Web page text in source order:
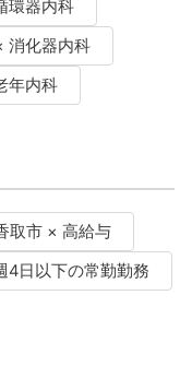
環器内科
消化器内科
年内科
取市 × 高給与
4日以下の常勤勤務